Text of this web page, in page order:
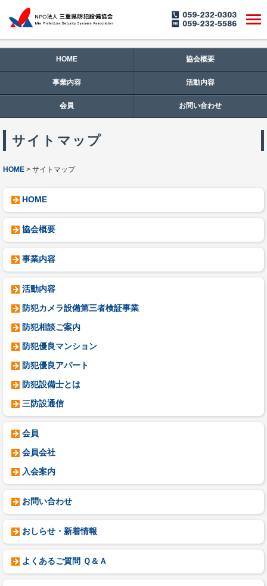
HOME 協会概要
事業内容 活動内容
会員 お問い合わせ
サイトマップ
HOME サイトマップ
HOME
協会概要
事業内容
活動内容
防犯カメラ設備第三者検証事業
防犯相談ご案内
防犯優良マンション
防犯優良アパート
防犯設備士とは
三防設通信
会員
会員会社
入会案内
お問い合わせ
おしらせ・新着情報
よくあるご質問 Ｑ＆Ａ